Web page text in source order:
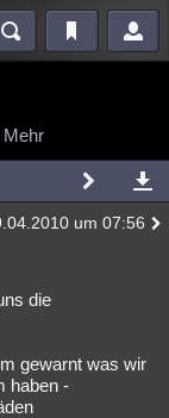
Kriminalfälle
Literatur
Mehr
um 07:56
die
gewarnt was wir
haben -